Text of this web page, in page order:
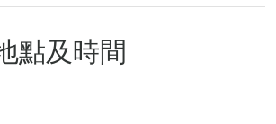
點及時間